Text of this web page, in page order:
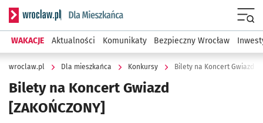
Serwis informacyjny wroclaw.pl podserwis: Dla mieszkańca
WAKACJE Aktualności Komunikaty Bezpieczny Wrocław
wroclaw.pl Dla mieszkańca Konkursy Bilety na Koncert Gwiazd
Bilety na Koncert Gwiazd
[ZAKOŃCZONY]